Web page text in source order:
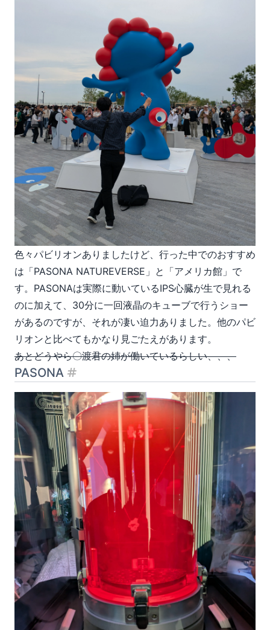
色々パビリオンありましたけど、行った中でのおすすめ
は「PASONA NATUREVERSE」と「アメリカ館」で
す。PASONAは実際に動いているIPS心臓が生で見れる
のに加えて、30分に一回液晶のキューブで行うショー
があるのですが、それが凄い迫力ありました。他のパビ
リオンと比べてもかなり見ごたえがあります。
あとどうやら〇渡君の姉が働いているらしい、、、
PASONA
見出し「PASONA」